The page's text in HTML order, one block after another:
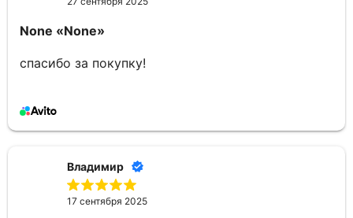
None «None»
спасибо за покупку!
Владимир
17 сентября 2025